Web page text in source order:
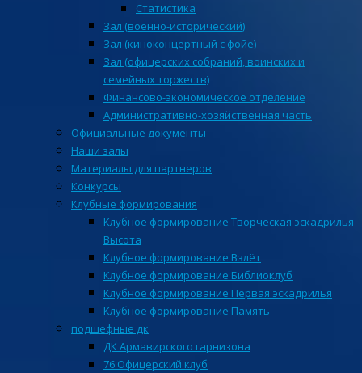
Статистика
Зал (военно-исторический)
Зал (киноконцертный с фойе)
Зал (офицерских собраний, воинских и
семейных торжеств)
Финансово-экономическое отделение
Административно-хозяйственная часть
Официальные документы
Наши залы
Материалы для партнеров
Конкурсы
Клубные формирования
Клубное формирование Творческая эскадрилья
Высота
Клубное формирование Взлёт
Клубное формирование Библиоклуб
Клубное формирование Первая эскадрилья
Клубное формирование Память
подшефные дк
ДК Армавирского гарнизона
76 Офицерский клуб